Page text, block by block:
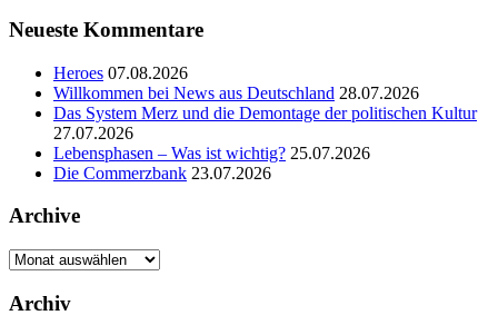
Neueste Kommentare
Heroes 07.08.2026
Willkommen bei News aus Deutschland 28.07.2026
Das System Merz und die Demontage der politischen Kultur
27.07.2026
Lebensphasen – Was ist wichtig? 25.07.2026
Die Commerzbank 23.07.2026
Archive
Archive
Archiv